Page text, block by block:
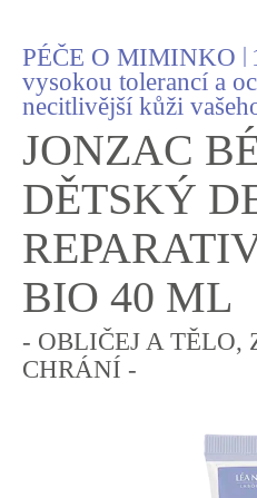
PÉČE O MIMINKO |
vysokou tolerancí a
necitlivější kůži
JONZAC
DĚTSKÝ
BIO 40 ML
- OBLIČEJ A TĚLO,
CHRÁNÍ -